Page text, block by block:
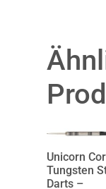
Unicorn
Tungsten
Darts –